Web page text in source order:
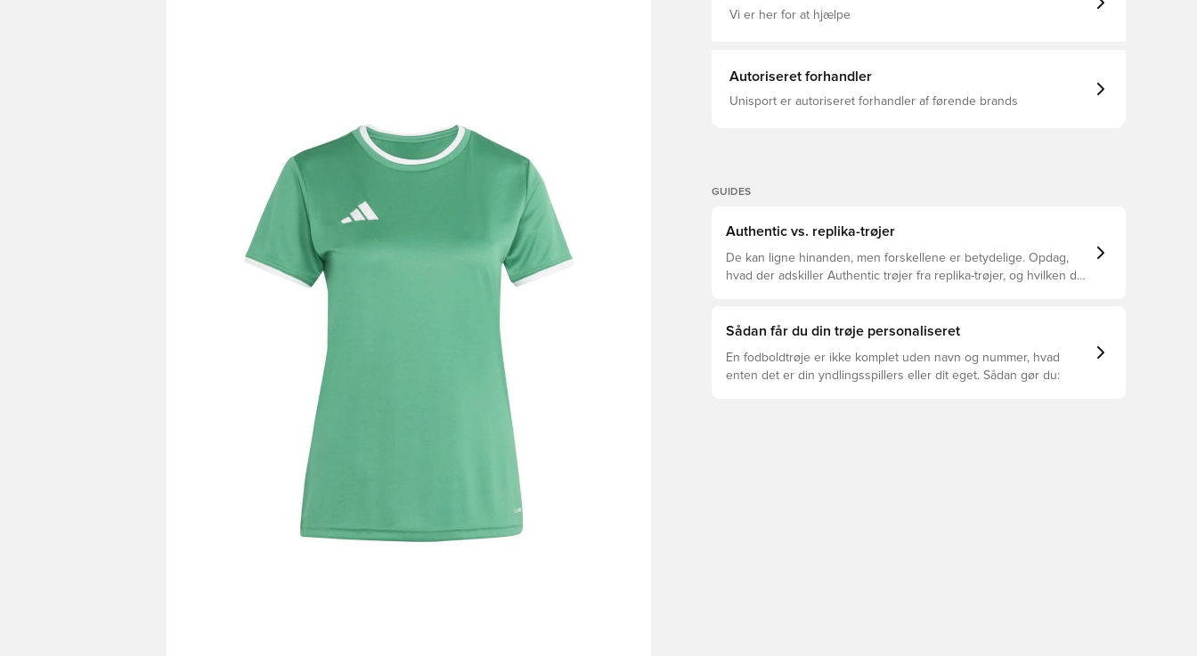
Vi er her for at hjælpe
Autoriseret forhandler
Unisport er autoriseret forhandler af førende brands
GUIDES
Authentic vs. replika-trøjer
De kan ligne hinanden, men forskellene er betydelige. Opdag,
hvad der adskiller Authentic trøjer fra replika-trøjer, og hvilken der
Sådan får du din trøje personaliseret
En fodboldtrøje er ikke komplet uden navn og nummer, hvad
enten det er din yndlingsspillers eller dit eget. Sådan gør du: